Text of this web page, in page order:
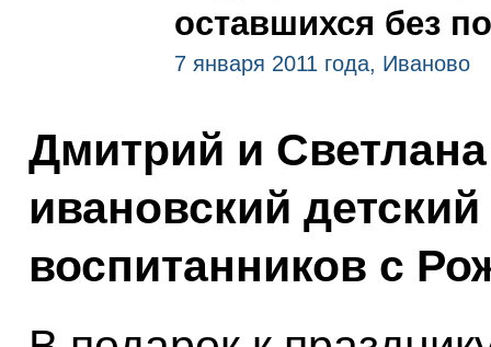
оставшихся без
7 января 2011 года, Иваново
Дмитрий и
ивановский
воспитанников с